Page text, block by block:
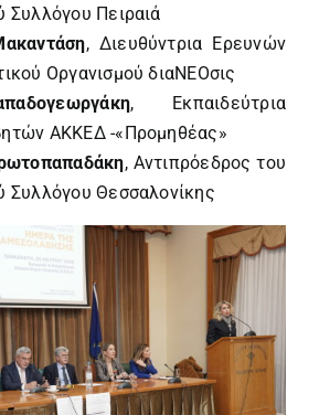
Συλλόγου Πειραιά
, Διευθύντρια Ερευνών
Οργανισμού διαΝΕΟσις
, Εκπαιδεύτρια
ΑΚΚΕΔ -«Προμηθέας»
, Αντιπρόεδρος του
Συλλόγου Θεσσαλονίκης